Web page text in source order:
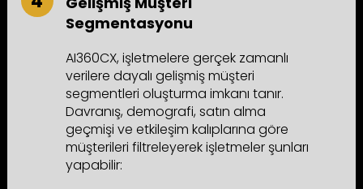
Segmentasyonu
AI360CX, işletmelere gerçek zamanlı
verilere dayalı gelişmiş müşteri
segmentleri oluşturma imkanı tanır.
Davranış, demografi, satın alma
geçmişi ve etkileşim kalıplarına göre
müşterileri filtreleyerek işletmeler şunları
yapabilir: